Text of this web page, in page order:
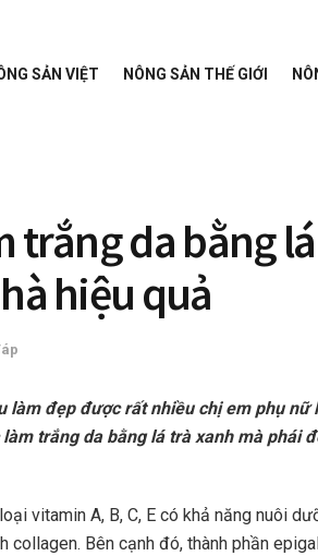
SẢN VIỆT NÔNG SẢN THẾ GIỚI
trắng da bằng
hiệu quả
làm đẹp được rất nhiều chị em phụ nữ
trắng da bằng lá trà xanh mà phái
vitamin A, B, C, E có khả năng nuôi
collagen. Bên cạnh đó, thành phần